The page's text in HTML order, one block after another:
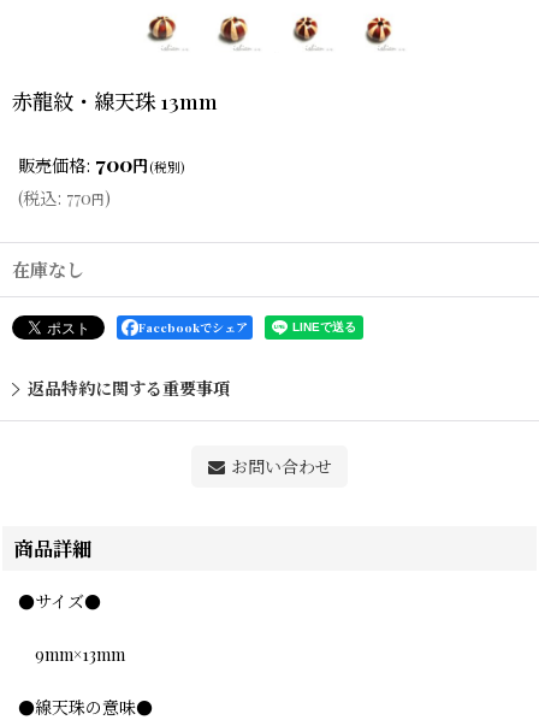
赤龍紋・線天珠 13mm
販売価格: 700円(税別)
(税込: 770円)
在庫なし
Facebookでシェア
返品特約に関する重要事項
お問い合わせ
商品詳細
●サイズ●
9mm×13mm
●線天珠の意味●